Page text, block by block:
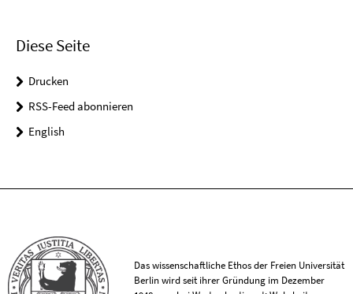
Diese Seite
Drucken
RSS-Feed abonnieren
English
Das wissenschaftliche Ethos der Freien Universität
Berlin wird seit ihrer Gründung im Dezember